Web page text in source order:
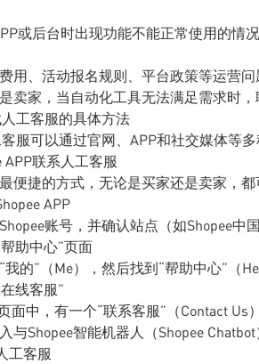
或后台时出现功能不能正常使用的情
用、活动报名规则、平台政策等运营问
卖家，当自动化工具无法满足需求时
工客服的具体方法
客服可以通过官网、APP和社交媒体等
APP联系人工客服
便捷的方式，无论是买家还是卖家，
APP
账号，并确认站点（如Shopee中
助中心”页面
我的”（Me），然后找到“帮助中心”（
线客服”
面中，有一个“联系客服”（Contact
与Shopee智能机器人（Shopee
工客服